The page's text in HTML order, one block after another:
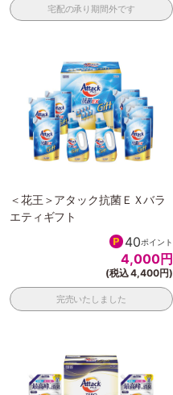
宅配の承り期間外です
＜花王＞アタック抗菌ＥＸバラ
エティギフト
40ポイント
4,000円
(税込 4,400円)
完売いたしました